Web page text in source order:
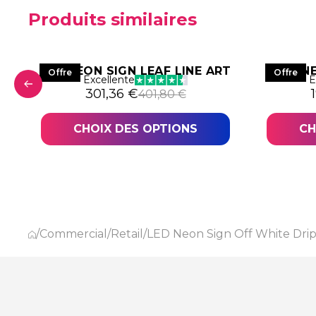
Produits similaires
€.
€.
Offre
LED NEON SIGN LEAF LINE ART
Excellente
401,80€
Le prix initial était : 401,80 €.
301,36 €
Le prix actuel est : 301,36 €.
CHOIX DES OPTIONS
Offre
LED
/Commercial /Retail /LED Neon Sign Off White Drip